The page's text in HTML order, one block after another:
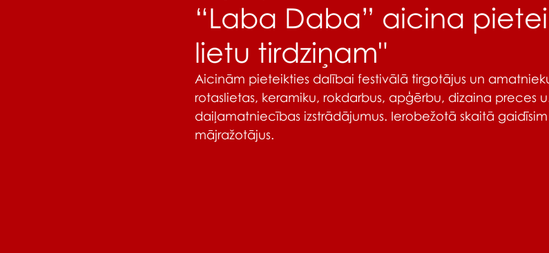
“Laba Daba” aicina
lietu tirdziņam"
Aicinām pieteikties dalībai festivālā tirgotājus un
rotaslietas, keramiku, rokdarbus, apģērbu, dizaina preces
daiļamatniecības izstrādājumus. Ierobežotā skaitā
mājražotājus.